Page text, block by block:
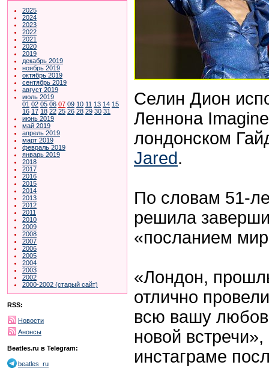
2025
2024
2023
2022
2021
2020
2019
декабрь 2019
ноябрь 2019
октябрь 2019
сентябрь 2019
август 2019
июль 2019
01 02 05 06 07 09 10 11 13 14 15
16 17 18 22 25 26 28 29 30 31
июнь 2019
май 2019
апрель 2019
март 2019
февраль 2019
январь 2019
2018
2017
2016
2015
2014
2013
2012
2011
2010
2009
2008
2007
2006
2005
2004
2003
2002
2000-2002 (старый сайт)
RSS:
Новости
Анонсы
Beatles.ru в Telegram:
beatles_ru
Селин Дион
Леннона
лондонском
Jared.
По словам 51-
решила
«посланием
«Лондон,
отлично
всю вашу
новой
инстаграме